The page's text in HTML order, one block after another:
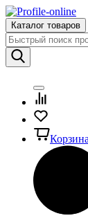
Каталог товаров
Корзина